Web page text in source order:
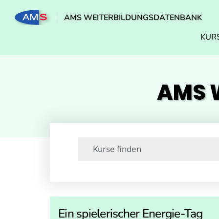
AMS WEITERBILDUNGSDATENBANK
AMS
Ein spielerischer Energie-Tag